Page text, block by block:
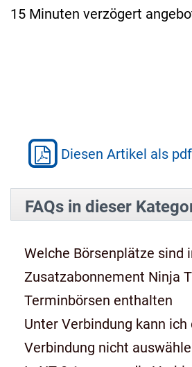
15 Minuten verzögert
Diesen Artikel als
FAQs in dieser
Welche Börsenplätze sind
Zusatzabonnement Ninja
Terminbörsen enthalten
Unter Verbindung kann
Verbindung nicht